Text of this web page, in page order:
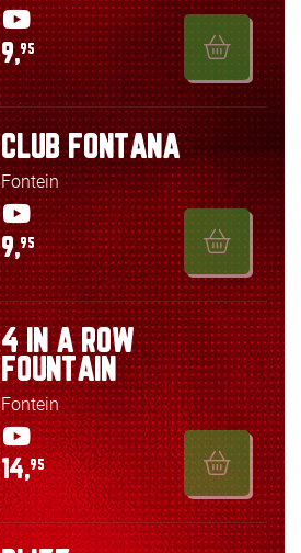
9,95
CLUB FONTANA
Fontein
9,95
4 IN A ROW
FOUNTAIN
Fontein
14,95